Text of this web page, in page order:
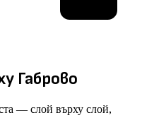
Габрово
— слой върху слой,